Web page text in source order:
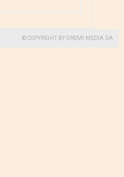
© COPYRIGHT BY GREMI MEDIA SA